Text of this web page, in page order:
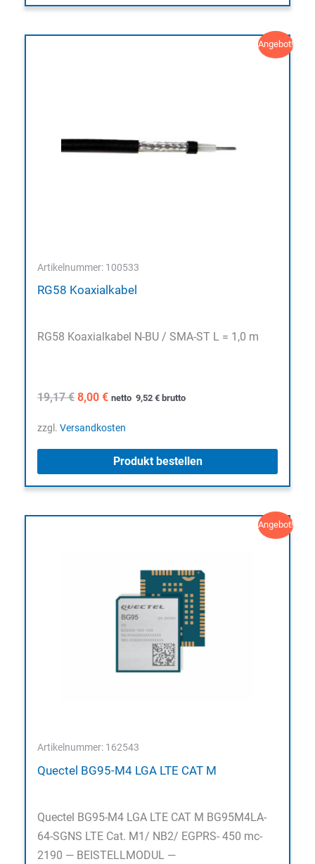
Angebot!
Artikelnummer: 100533
RG58 Koaxialkabel
RG58 Koaxialkabel N-BU / SMA-ST L = 1,0 m
19,17€ Ursprünglicher
war:
8,00 €Aktueller
ist:
netto 9,52 € brutto
zzgl. Versandkosten
Produkt bestellen
Angebot!
Artikelnummer: 162543
Quectel BG95-M4 LGA LTE CAT M
Quectel BG95-M4 LGA LTE CAT M BG95M4LA-
64-SGNS LTE Cat. M1/ NB2/ EGPRS- 450 mc-
2190 — BEISTELLMODUL —